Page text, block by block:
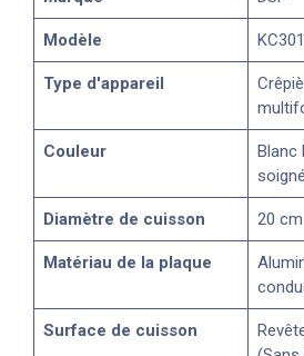
Modèle
Type d'appareil
Couleur
Blanc
Diamètre de cuisson 20 cm
Matériau de la plaque
Surface de cuisson